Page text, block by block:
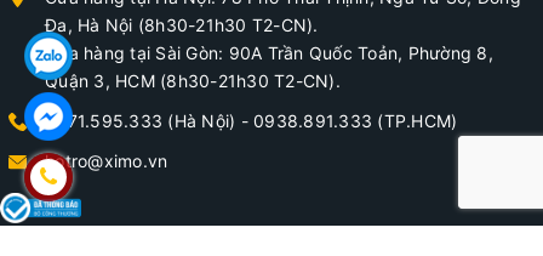
Đa, Hà Nội (8h30-21h30 T2-CN).
Cửa hàng tại Sài Gòn: 90A Trần Quốc Toản, Phường 8,
Quận 3, HCM (8h30-21h30 T2-CN).
0971.595.333 (Hà Nội) - 0938.891.333 (TP.HCM)
hotro@ximo.vn